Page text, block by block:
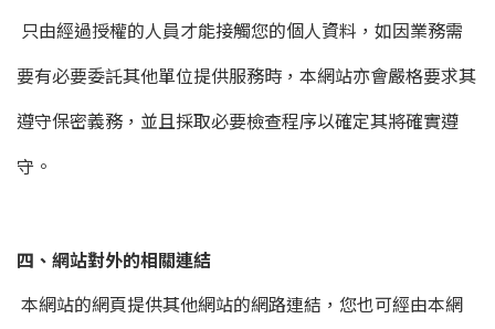
只由經過授權的人員才能接觸您的個人資料，如因業務需
要有必要委託其他單位提供服務時，本網站亦會嚴格要求其
遵守保密義務，並且採取必要檢查程序以確定其將確實遵
守。
四、網站對外的相關連結
本網站的網頁提供其他網站的網路連結，您也可經由本網